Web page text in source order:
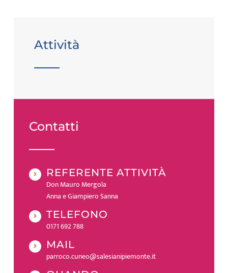
Attività
Contatti
REFERENTE ATTIVITÀ
Don Mauro Mergola
Anna e Giampiero Sanna
TELEFONO
0171 692 788
MAIL
parroco.cuneo@salesianipiemonte.it